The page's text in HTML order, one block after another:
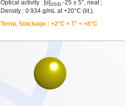
Optical activity : [α]20/D -25 ± 5°, neat ;
Density : 0.934 g/mL at +20°C (lit.).
Temp. Stockage : +2°C < T° < +8°C